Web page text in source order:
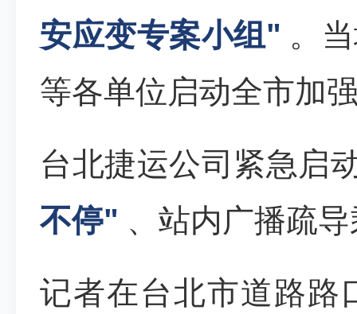
安应变专案小组" 。
等各单位启动全市加
台北捷运公司紧急启
不停" 、站内广播疏
记者在台北市道路路